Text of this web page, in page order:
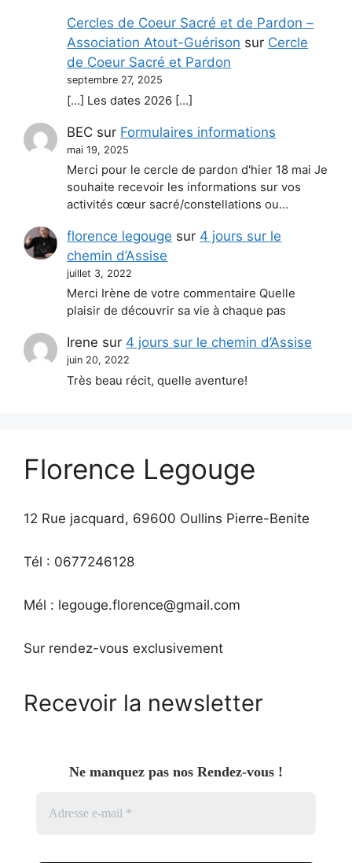
Cercles de Coeur Sacré et de Pardon –
Association Atout-Guérison sur Cercle
de Coeur Sacré et Pardon
septembre 27, 2025
[…] Les dates 2026 […]
BEC sur Formulaires informations
mai 19, 2025
Merci pour le cercle de pardon d'hier 18 mai Je
souhaite recevoir les informations sur vos
activités cœur sacré/constellations ou…
florence legouge sur 4 jours sur le
chemin d’Assise
juillet 3, 2022
Merci Irène de votre commentaire Quelle
plaisir de découvrir sa vie à chaque pas
Irene sur 4 jours sur le chemin d’Assise
juin 20, 2022
Très beau récit, quelle aventure!
Florence Legouge
12 Rue jacquard, 69600 Oullins Pierre-Benite
Tél : 0677246128
Mél : legouge.florence@gmail.com
Sur rendez-vous exclusivement
Recevoir la newsletter
Ne manquez pas nos Rendez-vous !